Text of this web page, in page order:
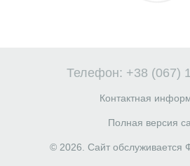
Телефон: +38 (067)
Контактная
Полная версия
© 2026. Сайт обслуживается